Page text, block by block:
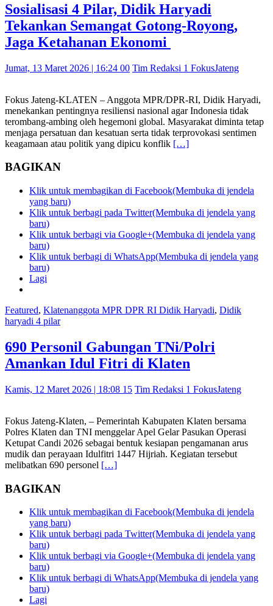
Sosialisasi 4 Pilar, Didik Haryadi
Tekankan Semangat Gotong-Royong,
Jaga Ketahanan Ekonomi
Jumat, 13 Maret 2026 | 16:24 00 Tim Redaksi 1 FokusJateng
Fokus Jateng-KLATEN – Anggota MPR/DPR-RI, Didik Haryadi,
menekankan pentingnya resiliensi nasional agar Indonesia tidak
terombang-ambing oleh hegemoni global. Masyarakat diminta tetap
menjaga persatuan dan kesatuan serta tidak terprovokasi sentimen
keagamaan atau politik yang dipicu konflik […]
BAGIKAN
Klik untuk membagikan di Facebook(Membuka di jendela
yang baru)
Klik untuk berbagi pada Twitter(Membuka di jendela yang
baru)
Klik untuk berbagi via Google+(Membuka di jendela yang
baru)
Klik untuk berbagi di WhatsApp(Membuka di jendela yang
baru)
Lagi
Featured, Klatenanggota MPR DPR RI Didik Haryadi, Didik
haryadi 4 pilar
690 Personil Gabungan TNi/Polri
Amankan Idul Fitri di Klaten
Kamis, 12 Maret 2026 | 18:08 15 Tim Redaksi 1 FokusJateng
Fokus Jateng-Klaten, – Pemerintah Kabupaten Klaten bersama
Polres Klaten dan TNI menggelar Apel Gelar Pasukan Operasi
Ketupat Candi 2026 sebagai bentuk kesiapan pengamanan arus
mudik dan perayaan Idulfitri 1447 Hijriah. Kegiatan tersebut
melibatkan 690 personel […]
BAGIKAN
Klik untuk membagikan di Facebook(Membuka di jendela
yang baru)
Klik untuk berbagi pada Twitter(Membuka di jendela yang
baru)
Klik untuk berbagi via Google+(Membuka di jendela yang
baru)
Klik untuk berbagi di WhatsApp(Membuka di jendela yang
baru)
Lagi